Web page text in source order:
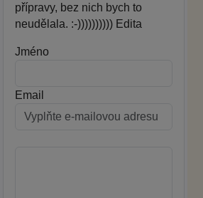
přípravy, bez nich bych to
neudělala. :-)))))))))) Edita
Jméno
Email